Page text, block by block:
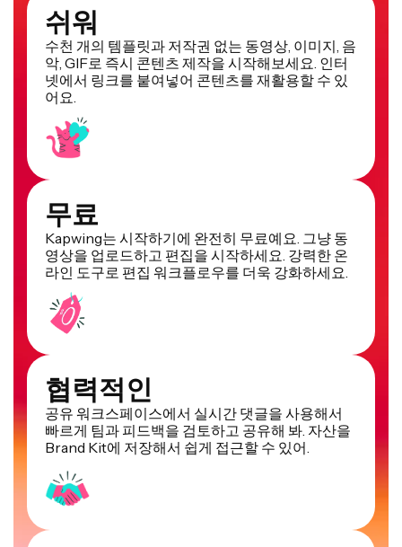
쉬워
수천 개의 템플릿과 저작권 없는 동영상, 이미지, 음
악, GIF로 즉시 콘텐츠 제작을 시작해보세요. 인터
넷에서 링크를 붙여넣어 콘텐츠를 재활용할 수 있
어요.
무료
Kapwing는 시작하기에 완전히 무료예요. 그냥 동
영상을 업로드하고 편집을 시작하세요. 강력한 온
라인 도구로 편집 워크플로우를 더욱 강화하세요.
협력적인
공유 워크스페이스에서 실시간 댓글을 사용해서
빠르게 팀과 피드백을 검토하고 공유해 봐. 자산을
Brand Kit에 저장해서 쉽게 접근할 수 있어.